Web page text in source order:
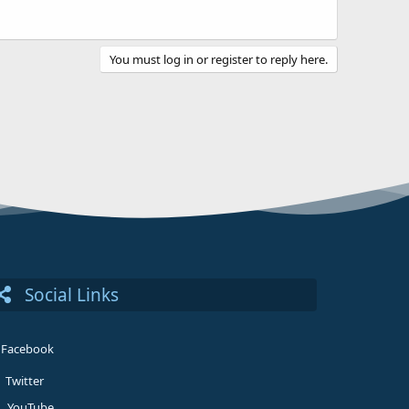
You must log in or register to reply here.
Social Links
Facebook
Twitter